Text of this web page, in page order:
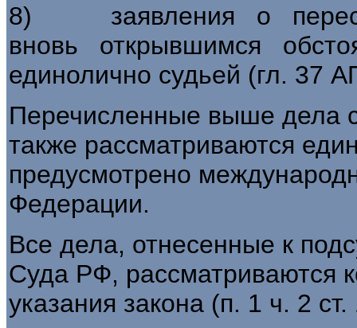
8) заявления о
вновь открывшимся
единолично судьей (гл. 37
Перечисленные выше дела
также рассматриваются
предусмотрено
Федерации.
Все дела, отнесенные к
Суда РФ, рассматриваются
указания закона (п. 1 ч. 2